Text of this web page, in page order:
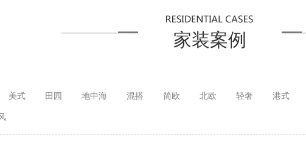
家装案例
美式 田园 地中海 混搭 简欧 北欧 轻奢 港式